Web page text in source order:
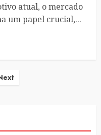
atual, o mercado
um papel crucial,...